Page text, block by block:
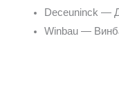
Deceuninck —
Winbau —